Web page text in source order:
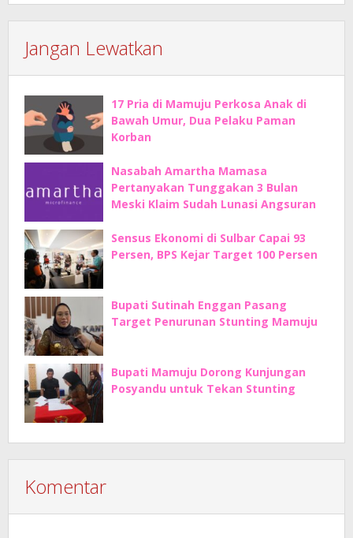
Jangan Lewatkan
17 Pria di Mamuju Perkosa Anak di
Bawah Umur, Dua Pelaku Paman
Korban
Nasabah Amartha Mamasa
Pertanyakan Tunggakan 3 Bulan
Meski Klaim Sudah Lunasi Angsuran
Sensus Ekonomi di Sulbar Capai 93
Persen, BPS Kejar Target 100 Persen
Bupati Sutinah Enggan Pasang
Target Penurunan Stunting Mamuju
Bupati Mamuju Dorong Kunjungan
Posyandu untuk Tekan Stunting
Komentar